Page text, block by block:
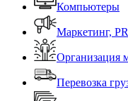
Компьютеры
Маркетинг, PR
Организация
Перевозка